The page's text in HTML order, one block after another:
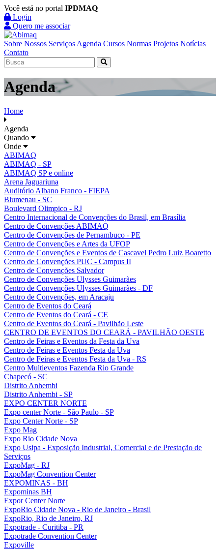
Você está no portal IPDMAQ
Login
Quero me associar
Sobre Nossos Serviços Agenda Cursos Normas Projetos Notícias
Contato
Agenda
Home
Agenda
Quando
Onde
ABIMAQ
ABIMAQ - SP
ABIMAQ SP e online
Arena Jaguariuna
Auditório Albano Franco - FIEPA
Blumenau - SC
Boulevard Olimpico - RJ
Centro Internacional de Convenções do Brasil, em Brasília
Centro de Convenções ABIMAQ
Centro de Convenções de Pernambuco - PE
Centro de Convenções e Artes da UFOP
Centro de Convenções e Eventos de Cascavel Pedro Luiz Boaretto
Centro de Convenções PUC - Campus II
Centro de Convenções Salvador
Centro de Convenções Ulysses Guimarães
Centro de Convenções Ulysses Guimarães - DF
Centro de Convenções, em Aracaju
Centro de Eventos do Ceará
Centro de Eventos do Ceará - CE
Centro de Eventos do Ceará - Pavilhão Leste
CENTRO DE EVENTOS DO CEARÁ - PAVILHÃO OESTE
Centro de Feiras e Eventos da Festa da Uva
Centro de Feiras e Eventos Festa da Uva
Centro de Feiras e Eventos Festa da Uva - RS
Centro Multieventos Fazenda Rio Grande
Chapecó - SC
Distrito Anhembi
Distrito Anhembi - SP
EXPO CENTER NORTE
Expo center Norte - São Paulo - SP
Expo Center Norte - SP
Expo Mag
Expo Rio Cidade Nova
Expo Usipa - Exposição Industrial, Comercial e de Prestação de
Serviços
ExpoMag - RJ
ExpoMag Convention Center
EXPOMINAS - BH
Expominas BH
Expor Center Norte
ExpoRio Cidade Nova - Rio de Janeiro - Brasil
ExpoRio, Rio de Janeiro, RJ
Expotrade - Curitiba - PR
Expotrade Convention Center
Expoville